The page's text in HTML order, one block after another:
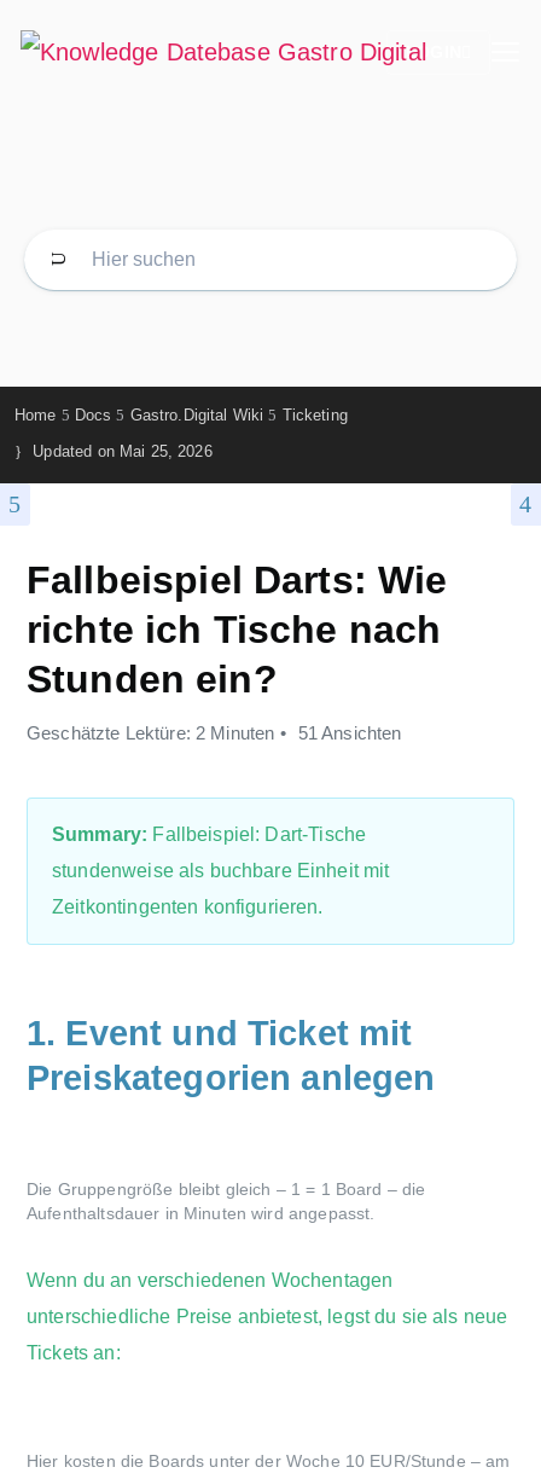
LOGIN
Home Docs Gastro.Digital Wiki
Ticketing
Updated on Mai 25, 2026
Fallbeispiel Darts: Wie
richte ich Tische nach
Stunden ein?
Geschätzte Lektüre: 2 Minuten 51 Ansichten
Summary: Fallbeispiel: Dart-Tische
stundenweise als buchbare Einheit mit
Zeitkontingenten konfigurieren.
1. Event und Ticket mit
Preiskategorien anlegen
Die Gruppengröße bleibt gleich – 1 = 1 Board – die
Aufenthaltsdauer in Minuten wird angepasst.
Wenn du an verschiedenen Wochentagen
unterschiedliche Preise anbietest, legst du sie als neue
Tickets an:
Hier kosten die Boards unter der Woche 10 EUR/Stunde – am